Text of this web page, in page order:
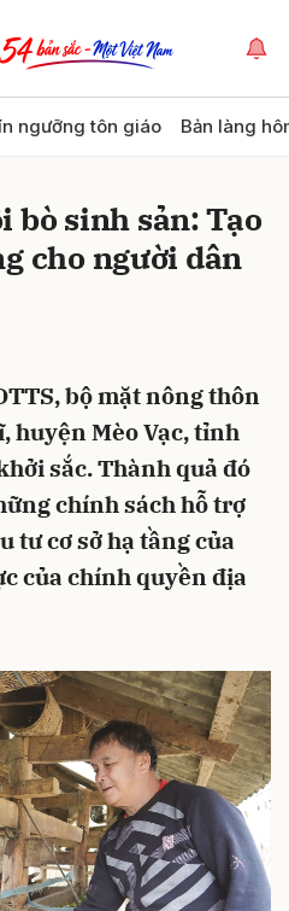
ngưỡng tôn giáo Bản làng
bò sinh sản: Tạo
cho người dân
bộ mặt nông thôn
huyện Mèo Vạc, tỉnh
sắc. Thành quả đó
chính sách hỗ trợ
tư cơ sở hạ tầng của
của chính quyền địa